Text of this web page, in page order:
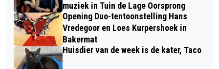
muziek in Tuin de Lage Oorsprong
Opening Duo-tentoonstelling Hans
Vredegoor en Loes Kurpershoek in
Bakermat
Huisdier van de week is de kater, Taco